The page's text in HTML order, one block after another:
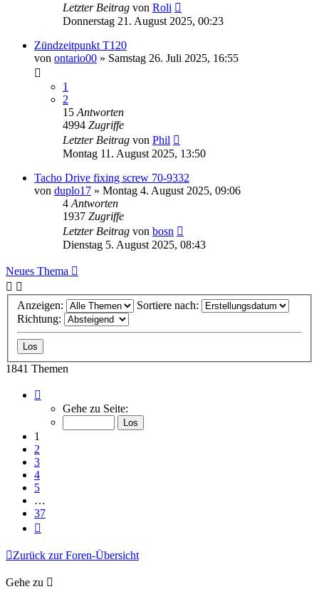
Letzter Beitrag von Roli
Donnerstag 21. August 2025, 00:23
Zündzeitpunkt T120
von ontario00 » Samstag 26. Juli 2025, 16:55
1
2
15 Antworten
4994 Zugriffe
Letzter Beitrag von Phil
Montag 11. August 2025, 13:50
Tacho Drive fixing screw 70-9332
von duplo17 » Montag 4. August 2025, 09:06
4 Antworten
1937 Zugriffe
Letzter Beitrag von bosn
Dienstag 5. August 2025, 08:43
Neues Thema
Anzeigen:
Sortiere nach:
Richtung:
1841 Themen
von
Gehe zu Seite:
1
2
3
4
5
…
37
Zurück zur Foren-Übersicht
Gehe zu